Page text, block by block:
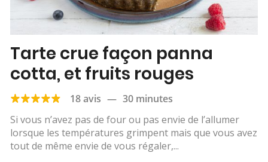
Tarte crue façon panna
cotta, et fruits rouges
18 avis — 30 minutes
Si vous n’avez pas de four ou pas envie de l’allumer
lorsque les températures grimpent mais que vous avez
tout de même envie de vous régaler,...